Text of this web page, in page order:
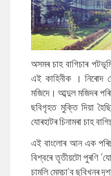
অসমৰ চাহ বাগিচাৰ
এই কাহিনীক । নিৰোদ
মজিদে। আব্দুল মজিদৰ
ছবিগৃহত মুক্তি দিয়া
যোৰহাটৰ চিনামৰা চাহ
এই বাংলোৰ আন এক
বিশ্বৰে তৃতীয়টো পুৰণি
চামলি মেমচা’ব ছবিখনৰ